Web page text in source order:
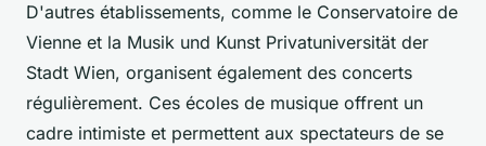
D'autres établissements, comme le Conservatoire de
Vienne et la Musik und Kunst Privatuniversität der
Stadt Wien, organisent également des concerts
régulièrement. Ces écoles de musique offrent un
cadre intimiste et permettent aux spectateurs de se